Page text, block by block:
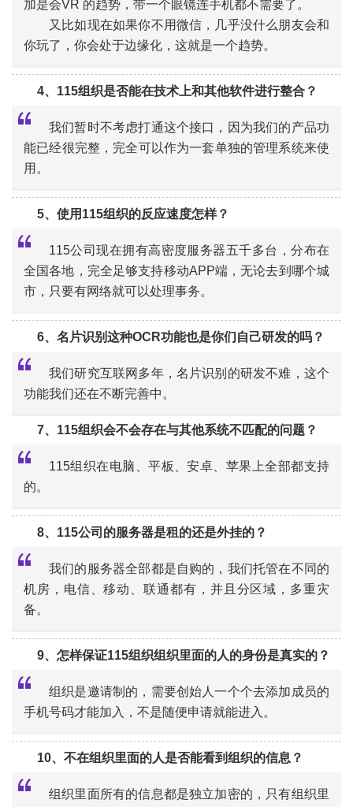
加是会VR 的趋势，带一个眼镜连手机都不需要了。
又比如现在如果你不用微信，几乎没什么朋友会和
你玩了，你会处于边缘化，这就是一个趋势。
4、115组织是否能在技术上和其他软件进行整合？
我们暂时不考虑打通这个接口，因为我们的产品功
能已经很完整，完全可以作为一套单独的管理系统来使
用。
5、使用115组织的反应速度怎样？
115公司现在拥有高密度服务器五千多台，分布在
全国各地，完全足够支持移动APP端，无论去到哪个城
市，只要有网络就可以处理事务。
6、名片识别这种OCR功能也是你们自己研发的吗？
我们研究互联网多年，名片识别的研发不难，这个
功能我们还在不断完善中。
7、115组织会不会存在与其他系统不匹配的问题？
“
115组织在电脑、平板、安卓、苹果上全部都支持
的。
8、115公司的服务器是租的还是外挂的？
我们的服务器全部都是自购的，我们托管在不同的
机房，电信、移动、联通都有，并且分区域，多重灾
备。
9、怎样保证115组织组织里面的人的身份是真实的？
“
组织是邀请制的，需要创始人一个个去添加成员的
手机号码才能加入，不是随便申请就能进入。
10、不在组织里面的人是否能看到组织的信息？
组织里面所有的信息都是独立加密的，只有组织里